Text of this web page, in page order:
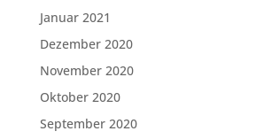
Januar 2021
Dezember 2020
November 2020
Oktober 2020
September 2020